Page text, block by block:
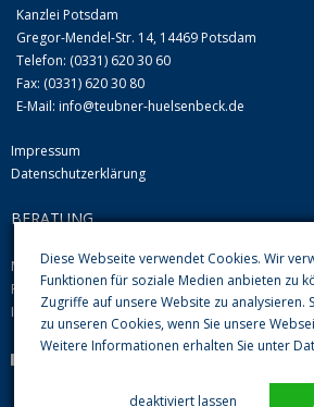
Kanzlei Potsdam
Gregor-Mendel-Str. 14, 14469 Potsdam
Telefon: (0331) 620 30 60
Fax: (0331) 620 30 80
E-Mail: info@teubner-huelsenbeck.de
Impressum
Datenschutzerklärung
BERATUNG
Mo-Do von 09.00 Uhr-12.00 Uhr und 13.00-16.00
Fr 08.00 Uhr-12.00 Uhr
Im Übrigen nach Vereinbarung
Diese Webseite verwendet Cookies. Wir
Funktionen für soziale Medien anbieten zu
Zugriffe auf unsere Website zu analysieren.
zu unseren Cookies, wenn Sie unsere
Weitere Informationen erhalten Sie unter
deaktiviert lassen